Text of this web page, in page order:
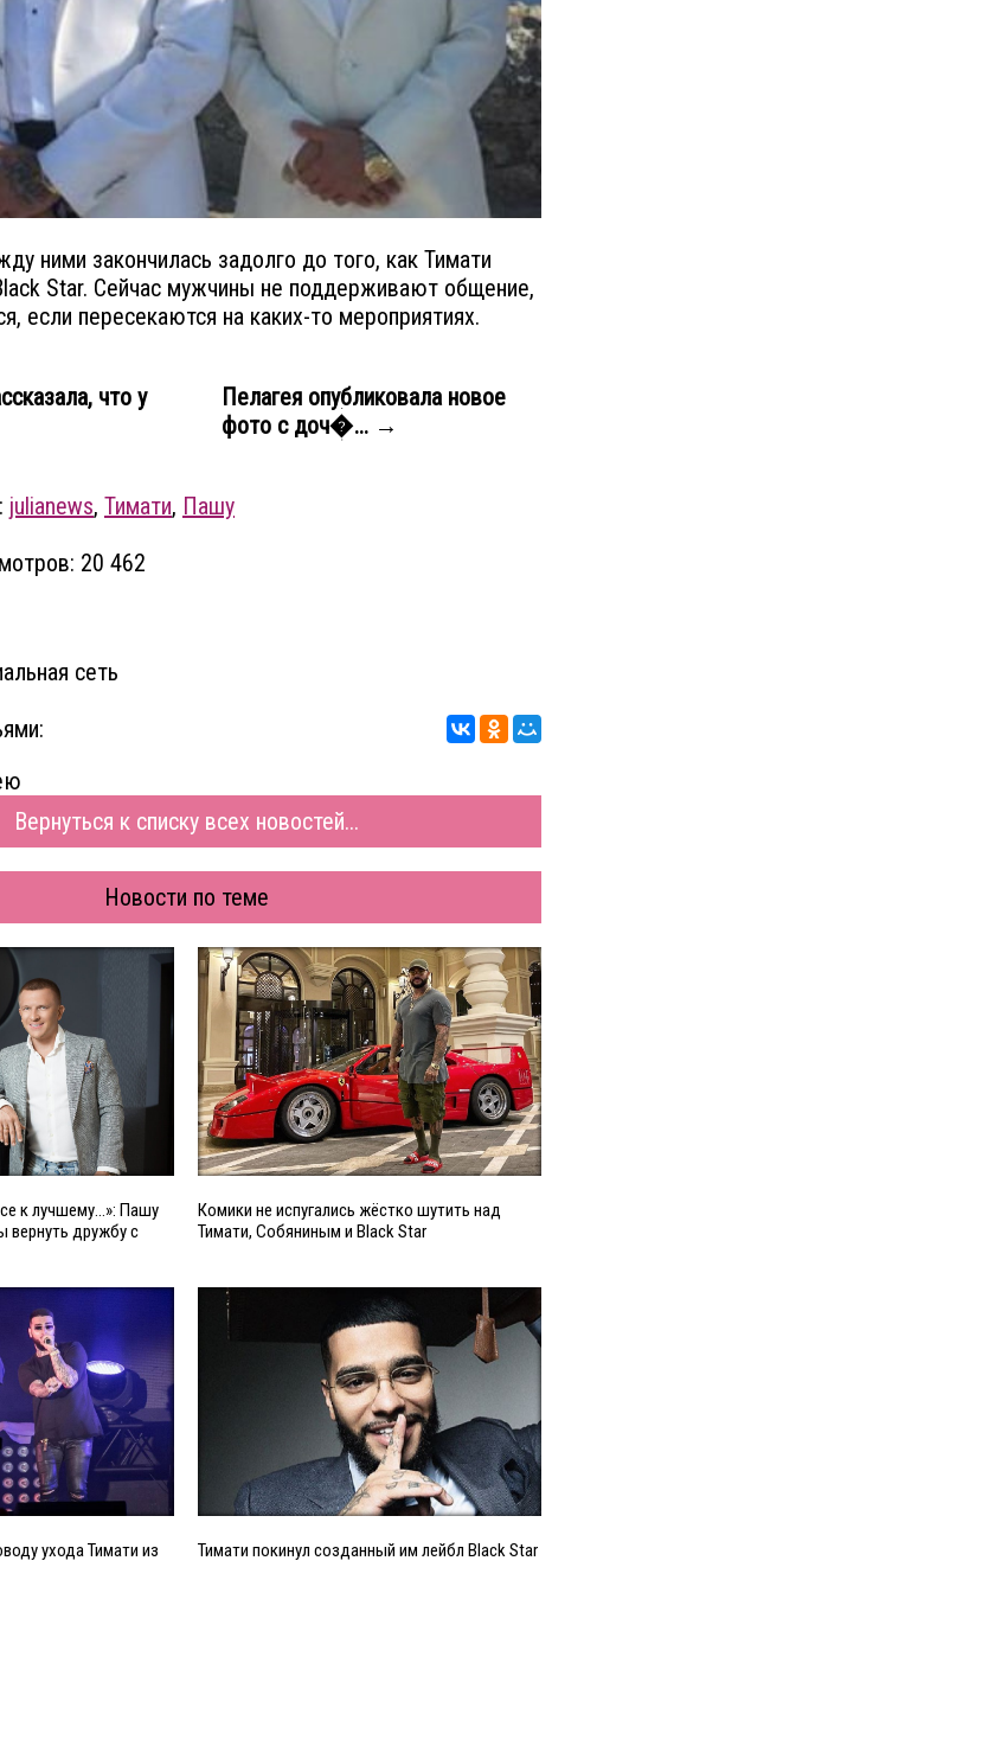
ними закончилась задолго до того, как Тимати
Star. Сейчас мужчины не поддерживают общение,
если пересекаются на каких-то мероприятиях.
что у
Пелагея опубликовала новое
фото с доч�... →
julianews, Тимати, Пашу
20 462
сеть
Вернуться к списку всех новостей...
Новости по теме
к лучшему…»: Пашу
вернуть дружбу с
Комики не испугались жёстко шутить над
Тимати, Собяниным и Black Star
ухода Тимати из
Тимати покинул созданный им лейбл Black Star